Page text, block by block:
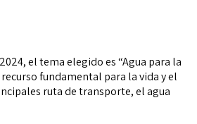
el tema elegido es “Agua para la
fundamental para la vida y el
ruta de transporte, el agua